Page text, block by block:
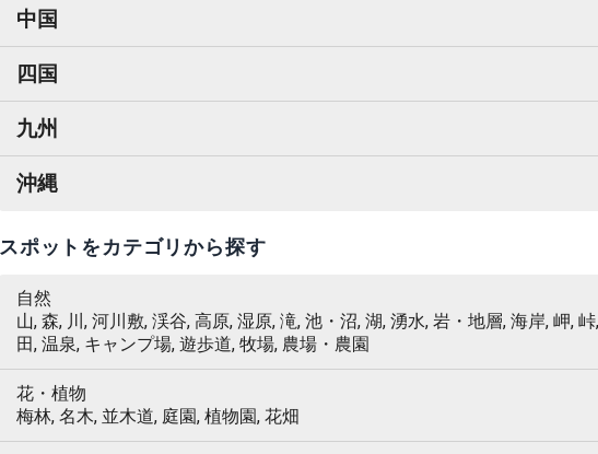
中国
四国
九州
沖縄
スポットをカテゴリから探す
自然
山, 森, 川, 河川敷, 渓谷, 高原, 湿原, 滝, 池・沼, 湖, 湧水, 岩・地層, 海岸, 岬,
田, 温泉, キャンプ場, 遊歩道, 牧場, 農場・農園
花・植物
梅林, 名木, 並木道, 庭園, 植物園, 花畑